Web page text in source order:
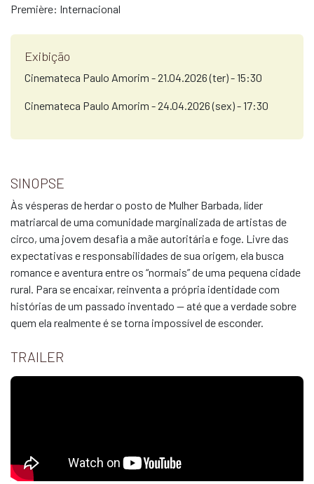
Première: Internacional
Exibição
Cinemateca Paulo Amorim - 21.04.2026 (ter) - 15:30
Cinemateca Paulo Amorim - 24.04.2026 (sex) - 17:30
SINOPSE
Às vésperas de herdar o posto de Mulher Barbada, líder
matriarcal de uma comunidade marginalizada de artistas de
circo, uma jovem desafia a mãe autoritária e foge. Livre das
expectativas e responsabilidades de sua origem, ela busca
romance e aventura entre os “normais” de uma pequena cidade
rural. Para se encaixar, reinventa a própria identidade com
histórias de um passado inventado — até que a verdade sobre
quem ela realmente é se torna impossível de esconder.
TRAILER